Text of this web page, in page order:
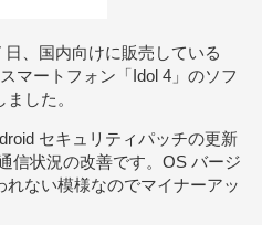
、国内向けに販売している
マートフォン「Idol 4」のソフ
した。
セキュリティパッチの更新
信状況の改善です。OS バージ
ない模様なのでマイナーアッ